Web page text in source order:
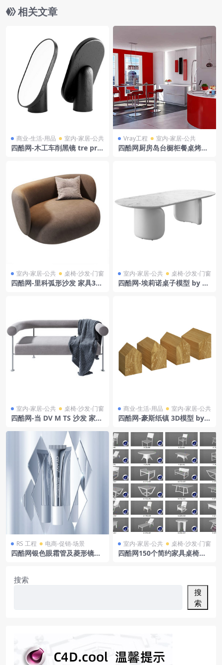
相关文章
商业-生活-用品 室内-家居-公共
四酷网-木工车削黑镜 tre pro
Vray工程 室内-家居-公共
四酷网厨房岛台橱柜餐桌烤箱
室内-家居-公共 桌椅-沙发-门窗
四酷网-里科弧形沙发 家具3D
室内-家居-公共 桌椅-沙发-门窗
四酷网-埃莉诺桌子模型 by Pe
室内-家居-公共 桌椅-沙发-门窗
四酷网-当 DV M TS 沙发 家具
商业-生活-用品 室内-家居-公共
四酷网-豪斯纸镇 3D模型 by e
RS 工程 电商-促销-场景
四酷网银色眼霜管及菱形镜面
室内-家居-公共 桌椅-沙发-门窗
四酷网150个简约家具桌椅沙
搜索
搜
索